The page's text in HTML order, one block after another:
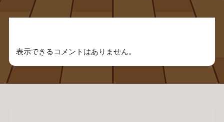
表示できるコメントはありません。